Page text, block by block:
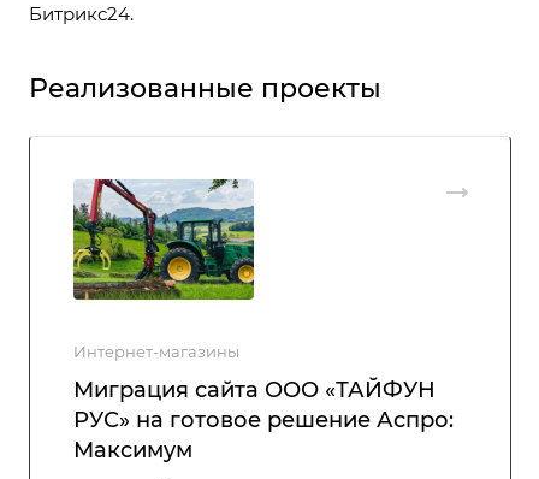
Битрикс24.
Реализованные проекты
Интернет-магазины
Миграция сайта ООО «ТАЙФУН
РУС» на готовое решение Аспро:
Максимум